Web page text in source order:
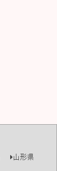
山形県